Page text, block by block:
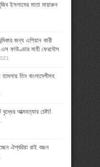
ইসলামের মাতা মায়ারুন
জন্য এশিয়ান কারী
এস ফাউণ্ডার মাহী ফেরদৌস
হামলায় তিন বাংলাদেশীসহ
বৃদ্ধের আত্মহত্যার চেষ্টা!
ঐশ্বরিয়া রাই বচ্চন